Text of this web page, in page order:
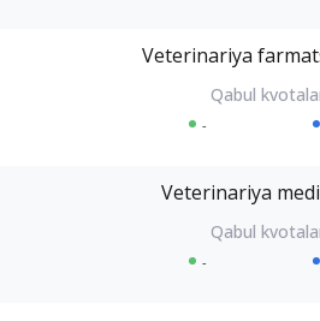
Veterinariya
-
Veterinariya
-